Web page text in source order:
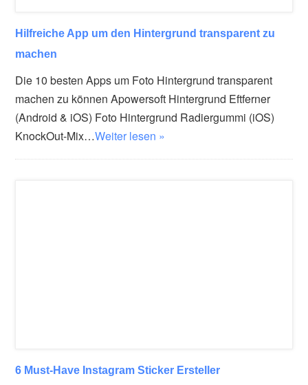
Hilfreiche App um den Hintergrund transparent zu
machen
Die 10 besten Apps um Foto Hintergrund transparent
machen zu können Apowersoft Hintergrund Eftferner
(Android & iOS) Foto Hintergrund Radiergummi (iOS)
KnockOut-Mix…Weiter lesen »
6 Must-Have Instagram Sticker Ersteller